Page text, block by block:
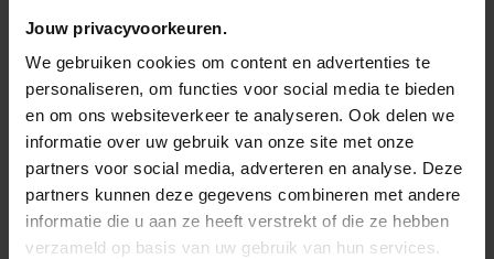
Jouw privacyvoorkeuren.
We gebruiken cookies om content en advertenties te
personaliseren, om functies voor social media te bieden
en om ons websiteverkeer te analyseren. Ook delen we
informatie over uw gebruik van onze site met onze
partners voor social media, adverteren en analyse. Deze
partners kunnen deze gegevens combineren met andere
informatie die u aan ze heeft verstrekt of die ze hebben
verzameld op basis van uw gebruik van hun services.